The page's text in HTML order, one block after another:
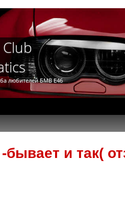
Club
любителей БМВ Е46
и так(